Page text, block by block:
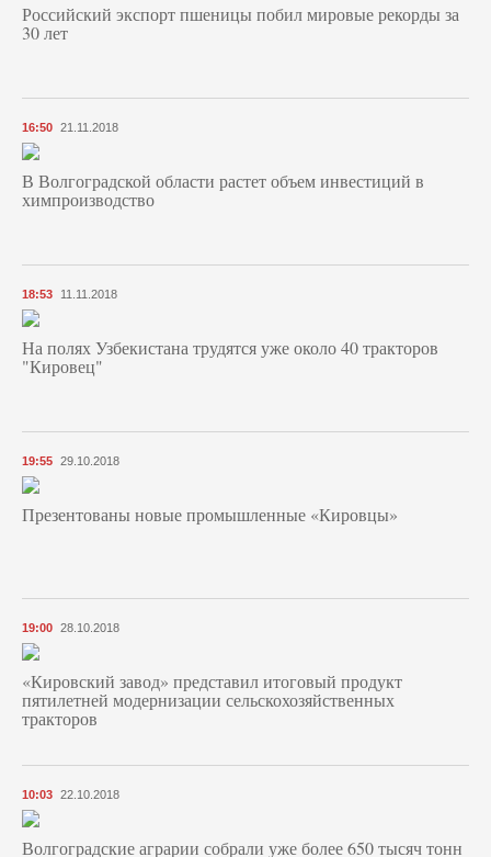
Российский экспорт пшеницы побил мировые рекорды за
30 лет
16:50 21.11.2018
В Волгоградской области растет объем инвестиций в
химпроизводство
18:53 11.11.2018
На полях Узбекистана трудятся уже около 40 тракторов
"Кировец"
19:55 29.10.2018
Презентованы новые промышленные «Кировцы»
19:00 28.10.2018
«Кировский завод» представил итоговый продукт
пятилетней модернизации сельскохозяйственных
тракторов
10:03 22.10.2018
Волгоградские аграрии собрали уже более 650 тысяч тонн